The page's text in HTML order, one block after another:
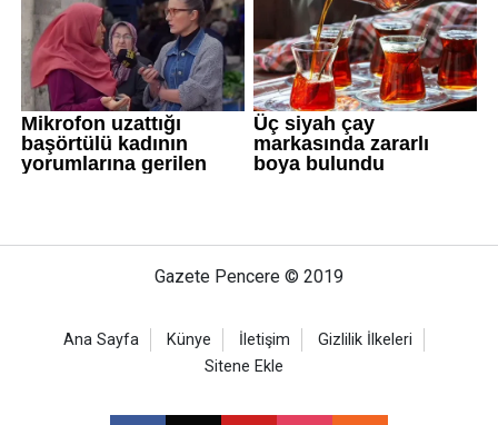
Gazete Pencere © 2019
Ana Sayfa Künye İletişim
Gizlilik İlkeleri
Sitene Ekle